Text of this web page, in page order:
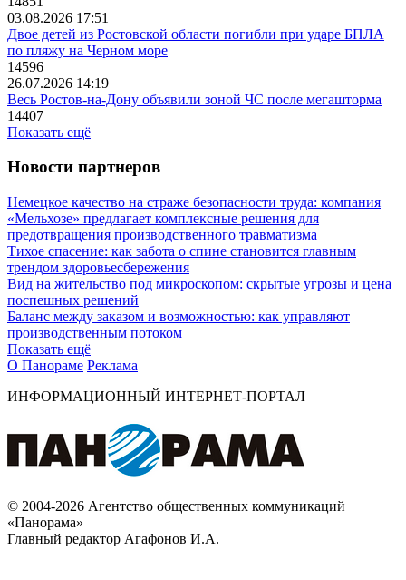
03.08.2026 17:51
Двое детей из Ростовской области погибли при ударе БПЛА
по пляжу на Черном море
14596
26.07.2026 14:19
Весь Ростов-на-Дону объявили зоной ЧС после мегашторма
14407
Показать ещё
Новости партнеров
Немецкое качество на страже безопасности труда: компания
«Мельхозе» предлагает комплексные решения для
предотвращения производственного травматизма
Тихое спасение: как забота о спине становится главным
трендом здоровьесбережения
Вид на жительство под микроскопом: скрытые угрозы и цена
поспешных решений
Баланс между заказом и возможностью: как управляют
производственным потоком
Показать ещё
О Панораме Реклама
ИНФОРМАЦИОННЫЙ ИНТЕРНЕТ-ПОРТАЛ
© 2004-2026 Агентство общественных коммуникаций
«Панорама»
Главный редактор Агафонов И.А.